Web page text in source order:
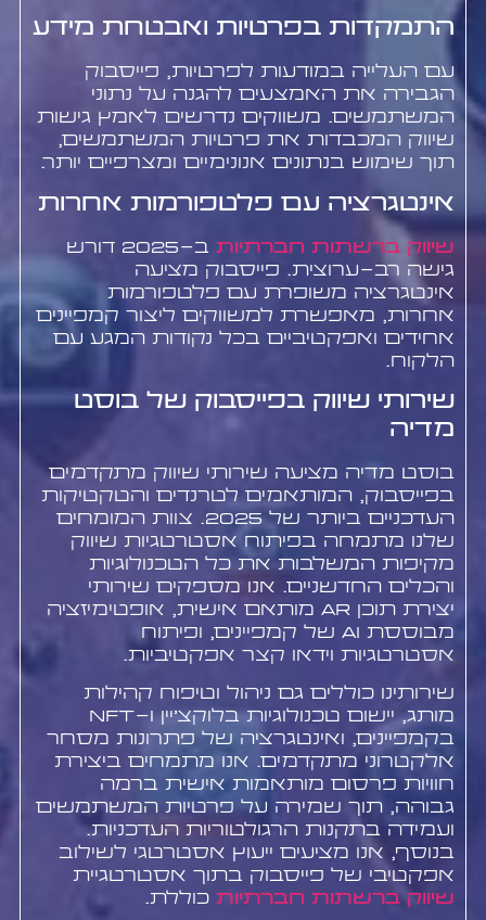
התמקדות בפרטיות ואבטחת מידע
עם העלייה במודעות לפרטיות, פייסבוק
הגבירה את האמצעים להגנה על נתוני
המשתמשים. משווקים נדרשים לאמץ גישות
שיווק המכבדות את פרטיות המשתמשים,
תוך שימוש בנתונים אנונימיים ומצרפיים יותר.
אינטגרציה עם פלטפורמות אחרות
שיווק ברשתות חברתיות
ב-2025 דורש
גישה רב-ערוצית. פייסבוק מציעה
אינטגרציה משופרת עם פלטפורמות
אחרות, מאפשרת למשווקים ליצור קמפיינים
אחידים ואפקטיביים בכל נקודות המגע עם
הלקוח.
שירותי שיווק בפייסבוק של בוסט
מדיה
בוסט מדיה מציעה שירותי שיווק מתקדמים
בפייסבוק, המותאמים לטרנדים והטקטיקות
העדכניים ביותר של 2025. צוות המומחים
שלנו מתמחה בפיתוח אסטרטגיות שיווק
מקיפות המשלבות את כל הטכנולוגיות
והכלים החדשניים. אנו מספקים שירותי
יצירת תוכן AR מותאם אישית, אופטימיזציה
מבוססת AI של קמפיינים, ופיתוח
אסטרטגיות וידאו קצר אפקטיביות.
שירותינו כוללים גם ניהול וטיפוח קהילות
מותג, יישום טכנולוגיות בלוקצ'יין ו-NFT
בקמפיינים, ואינטגרציה של פתרונות מסחר
אלקטרוני מתקדמים. אנו מתמחים ביצירת
חוויות פרסום מותאמות אישית ברמה
גבוהה, תוך שמירה על פרטיות המשתמשים
ועמידה בתקנות הרגולטוריות העדכניות.
בנוסף, אנו מציעים ייעוץ אסטרטגי לשילוב
אפקטיבי של פייסבוק בתוך אסטרטגיית
שיווק ברשתות חברתיותכוללת.